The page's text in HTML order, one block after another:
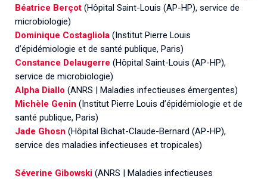
Béatrice Berçot (Hôpital Saint-Louis (AP-HP), service de
microbiologie)
Dominique Costagliola (Institut Pierre Louis
d’épidémiologie et de santé publique, Paris)
Constance Delaugerre (Hôpital Saint-Louis (AP-HP),
service de microbiologie)
Alpha Diallo (ANRS | Maladies infectieuses émergentes)
Michèle Genin (Institut Pierre Louis d’épidémiologie et de
santé publique, Paris)
Jade Ghosn (Hôpital Bichat-Claude-Bernard (AP-HP),
service des maladies infectieuses et tropicales)
Séverine Gibowski (ANRS | Maladies infectieuses